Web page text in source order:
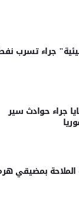
جراء تسرب
جراء حوادث سير
بمضيقي